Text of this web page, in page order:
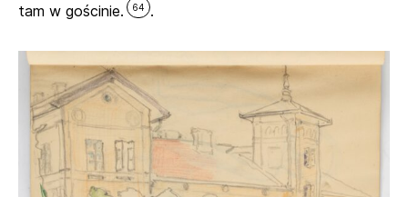
tam w gościnie.
64 .